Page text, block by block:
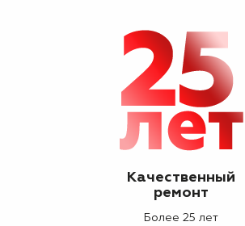
Качественный
ремонт
Более 25 лет